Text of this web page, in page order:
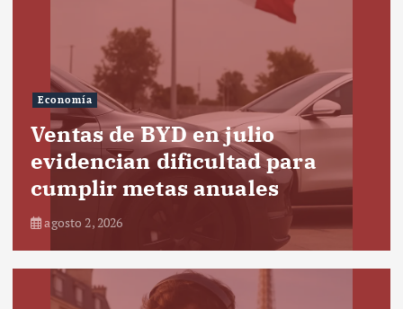
Economía
Ventas de BYD en julio
evidencian dificultad para
cumplir metas anuales
agosto 2, 2026